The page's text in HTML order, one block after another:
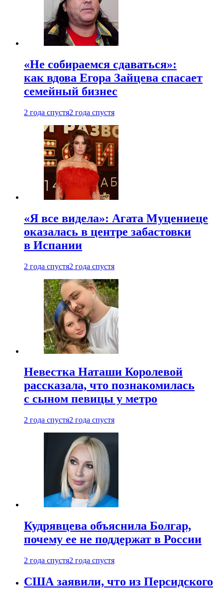
«Не собираемся сдаваться»:
как вдова Егора Зайцева спасает
семейный бизнес
2 года спустя2 года спустя
«Я все видела»: Агата Муцениеце
оказалась в центре забастовки
в Испании
2 года спустя2 года спустя
Невестка Наташи Королевой
рассказала, что познакомилась
с сыном певицы у метро
2 года спустя2 года спустя
Кудрявцева объяснила Болгар,
почему ее не поддержат в России
2 года спустя2 года спустя
США заявили, что из Персидского